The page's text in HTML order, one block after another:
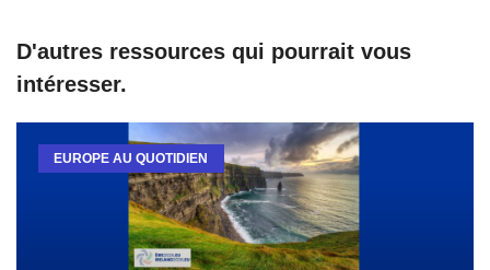
D'autres ressources qui pourrait vous
intéresser.
EUROPE AU QUOTIDIEN